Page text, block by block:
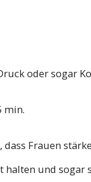
oder sogar
min.
dass Frauen
und sogar